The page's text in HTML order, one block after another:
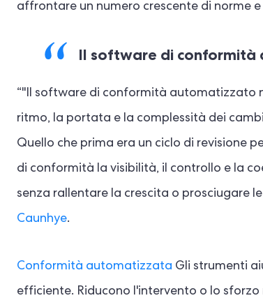
affrontare un numero crescente di norme
Il software di conformità
“"Il software di conformità automatizzato
ritmo, la portata e la complessità dei
Quello che prima era un ciclo di revisione
di conformità la visibilità, il controllo e la
senza rallentare la crescita o prosciugare
Caunhye.
Conformità automatizzata Gli strumenti
efficiente. Riducono l'intervento o lo